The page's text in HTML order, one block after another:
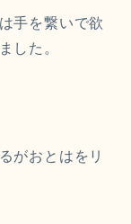
手を繋いで欲
した。
がおとはをリ